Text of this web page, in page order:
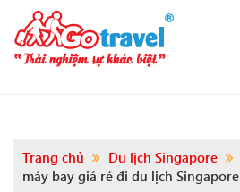
Trang chủ Du lịch Singapore
máy bay giá rẻ đi du lịch Singapore